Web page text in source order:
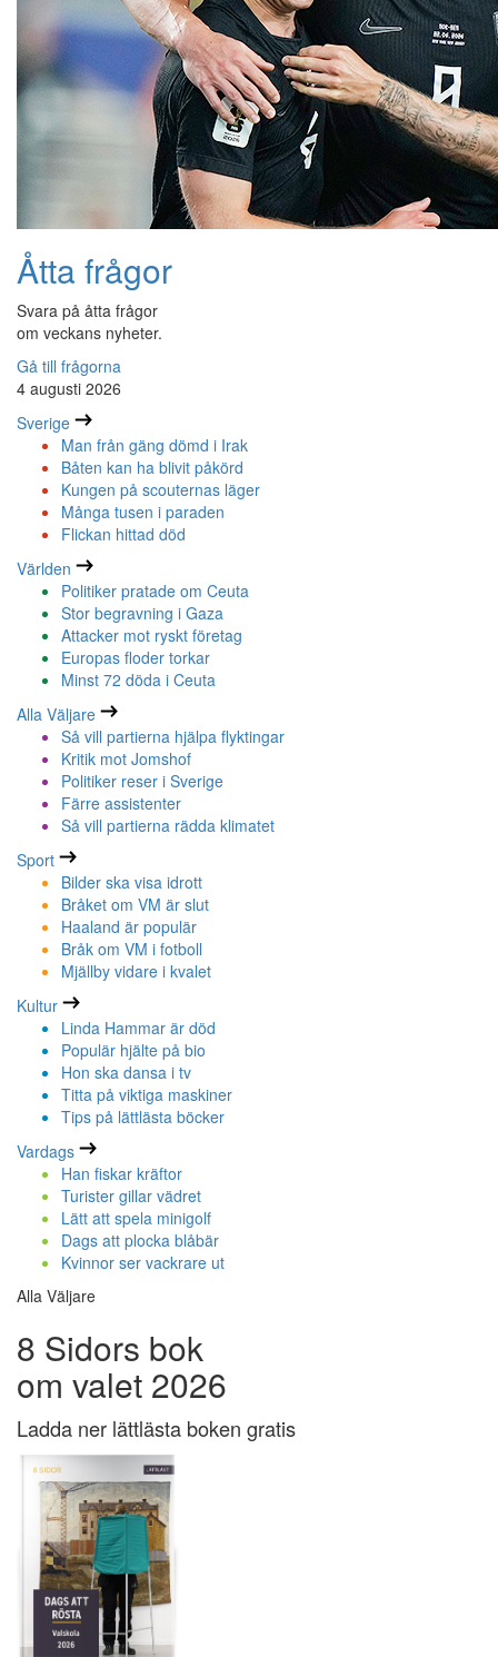
Åtta frågor
Svara på åtta frågor
om veckans nyheter.
Gå till frågorna
4 augusti 2026
Sverige
Man från gäng dömd i Irak
Båten kan ha blivit påkörd
Kungen på scouternas läger
Många tusen i paraden
Flickan hittad död
Världen
Politiker pratade om Ceuta
Stor begravning i Gaza
Attacker mot ryskt företag
Europas floder torkar
Minst 72 döda i Ceuta
Alla Väljare
Så vill partierna hjälpa flyktingar
Kritik mot Jomshof
Politiker reser i Sverige
Färre assistenter
Så vill partierna rädda klimatet
Sport
Bilder ska visa idrott
Bråket om VM är slut
Haaland är populär
Bråk om VM i fotboll
Mjällby vidare i kvalet
Kultur
Linda Hammar är död
Populär hjälte på bio
Hon ska dansa i tv
Titta på viktiga maskiner
Tips på lättlästa böcker
Vardags
Han fiskar kräftor
Turister gillar vädret
Lätt att spela minigolf
Dags att plocka blåbär
Kvinnor ser vackrare ut
Alla Väljare
8 Sidors bok
om valet 2026
Ladda ner lättlästa boken gratis